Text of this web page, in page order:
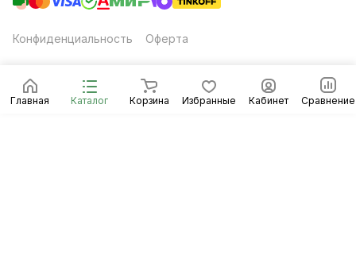
Главная Каталог Корзина Избранные Кабинет Сравнение
Конфиденциальность Оферта